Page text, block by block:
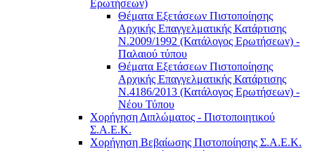
Ερωτήσεων)
Θέματα Εξετάσεων Πιστοποίησης
Αρχικής Επαγγελματικής Κατάρτισης
Ν.2009/1992 (Κατάλογος Ερωτήσεων) -
Παλαιού τύπου
Θέματα Εξετάσεων Πιστοποίησης
Αρχικής Επαγγελματικής Κατάρτισης
Ν.4186/2013 (Κατάλογος Ερωτήσεων) -
Νέου Τύπου
Χορήγηση Διπλώματος - Πιστοποιητικού
Σ.Α.Ε.Κ.
Χορήγηση Βεβαίωσης Πιστοποίησης Σ.Α.Ε.Κ.